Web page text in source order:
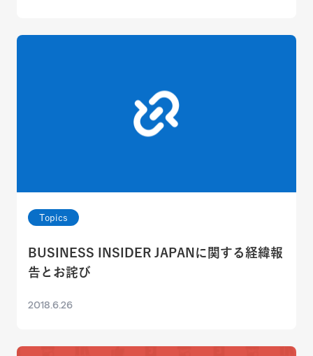
Topics
BUSINESS INSIDER JAPANに関する経緯報
告とお詫び
2018.6.26